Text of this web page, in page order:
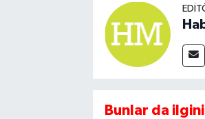
Bunlar da